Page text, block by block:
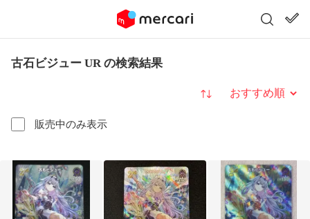
古石ビジュー UR の検索結果
販売中のみ表示
並び替え